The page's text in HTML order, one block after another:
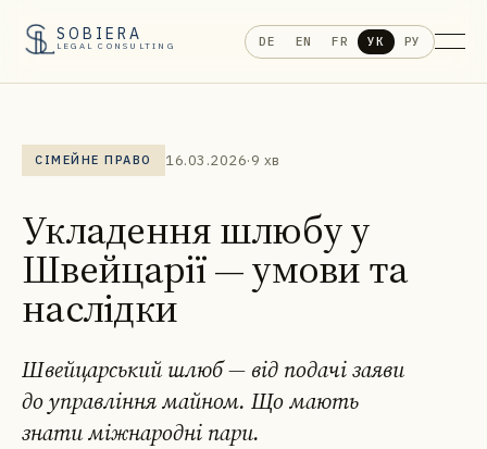
SOBIERA
LEGAL CONSULTING DE EN FR УК РУ
СІМЕЙНЕ ПРАВО 16.03.2026·9 хв
Укладення шлюбу у
Швейцарії — умови та
наслідки
Швейцарський шлюб — від подачі заяви
до управління майном. Що мають
знати міжнародні пари.